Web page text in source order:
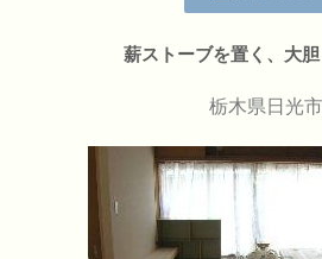
薪ストーブを置く、大
栃木県日光市